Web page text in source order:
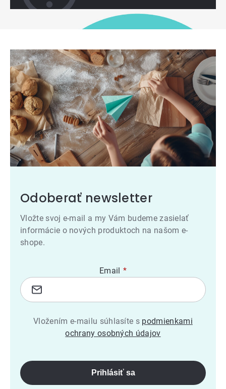
Odoberať newsletter
Vložte svoj e-mail a my Vám budeme zasielať
informácie o nových produktoch na našom e-
shope.
Email
Vložením e-mailu súhlasíte s podmienkami
ochrany osobných údajov
Prihlásiť sa